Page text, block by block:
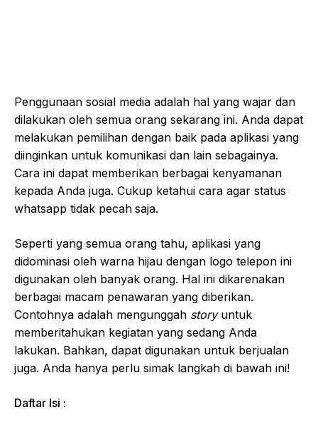
Penggunaan sosial media adalah hal yang wajar dan
dilakukan oleh semua orang sekarang ini. Anda dapat
melakukan pemilihan dengan baik pada aplikasi yang
diinginkan untuk komunikasi dan lain sebagainya.
Cara ini dapat memberikan berbagai kenyamanan
kepada Anda juga. Cukup ketahui cara agar status
whatsapp tidak pecah saja.
Seperti yang semua orang tahu, aplikasi yang
didominasi oleh warna hijau dengan logo telepon ini
digunakan oleh banyak orang. Hal ini dikarenakan
berbagai macam penawaran yang diberikan.
Contohnya adalah mengunggah story untuk
memberitahukan kegiatan yang sedang Anda
lakukan. Bahkan, dapat digunakan untuk berjualan
juga. Anda hanya perlu simak langkah di bawah ini!
Daftar Isi :